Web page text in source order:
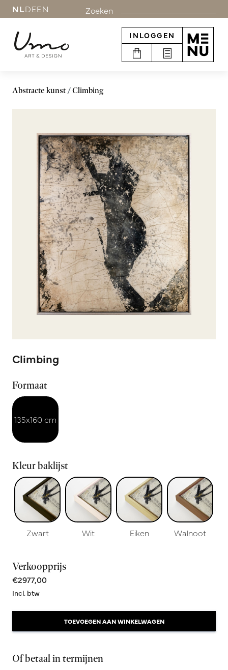
NLDEEN Zoeken
INLOGGEN
Abstracte kunst Climbing
Climbing
Formaat
135x160 cm
Kleur baklijst
Zwart Wit Eiken Walnoot
Verkoopprijs
€2977,00
Incl. btw
TOEVOEGEN AAN WINKELWAGEN
Of betaal in termijnen